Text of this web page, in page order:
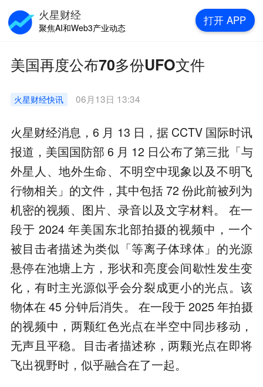
美国再度公布70多份UFO文件
火星财经快讯 06月13日 13:34
火星财经消息，6 月 13 日，据 CCTV 国际时讯
报道，美国国防部 6 月 12 日公布了第三批「与
外星人、地外生命、不明空中现象以及不明飞
行物相关」的文件，其中包括 72 份此前被列为
机密的视频、图片、录音以及文字材料。 在一
段于 2024 年美国东北部拍摄的视频中，一个
被目击者描述为类似「等离子体球体」的光源
悬停在池塘上方，形状和亮度会间歇性发生变
化，有时主光源似乎会分裂成更小的光点。该
物体在 45 分钟后消失。 在一段于 2025 年拍摄
的视频中，两颗红色光点在半空中同步移动，
无声且平稳。目击者描述称，两颗光点在即将
飞出视野时，似乎融合在了一起。
火星财经
聚焦AI和Web3产业动态
打开 APP